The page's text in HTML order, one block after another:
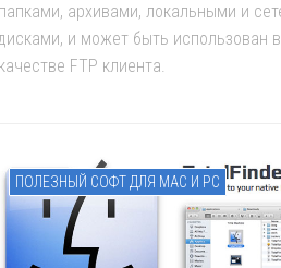
папками, архивами, локальными и
и может быть использован в
качестве FTP клиента.
ПОЛЕЗНЫЙ СОФТ ДЛЯ MAC И PC